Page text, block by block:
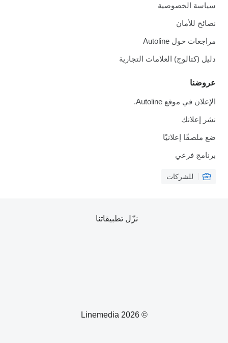
سياسة الخصوصية
نصائح للأمان
مراجعات حول Autoline
دليل (كتالوج) العلامات التجارية
عروضنا
الإعلان في موقع Autoline.
نشر إعلانك
ضع ملصقًا إعلانيًا
برنامج فرعي
للشركات
© 2026 Linemedia
نزّل تطبيقاتنا